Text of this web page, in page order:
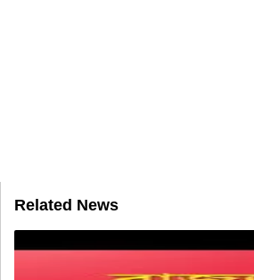
Related News